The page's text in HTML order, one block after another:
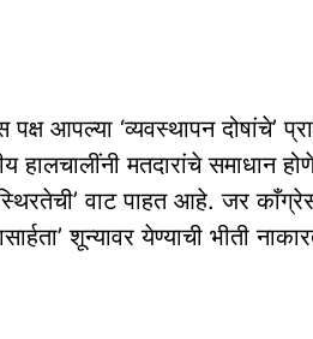
आपल्या ‘व्यवस्थापन दोषांचे’
हालचालींनी मतदारांचे समाधान
वाट पाहत आहे. जर
शून्यावर येण्याची भीती